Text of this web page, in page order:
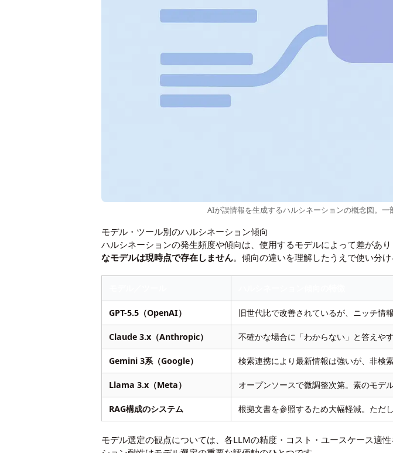
AIが誤情報を生成するハルシネーションの概念図。
モデル・ツール別のハルシネーション傾向
ハルシネーションの発生頻度や傾向は、使用するモデルによって差があり
なモデルは現時点で存在しません。傾向の違いを理解したうえで使い分け
GPT-5.5（OpenAI） 旧世代比で改善されているが、ニッチ情
Claude 3.x（Anthropic） 不確かな場合に「わからない」と答えや
Gemini 3系（Google） 検索連携により最新情報は強いが、非検
Llama 3.x（Meta） オープンソースで微調整次第。素のモデ
RAG構成のシステム 根拠文書を参照するため大幅軽減。ただ
モデル選定の観点については、各LLMの精度・コスト・ユースケース適